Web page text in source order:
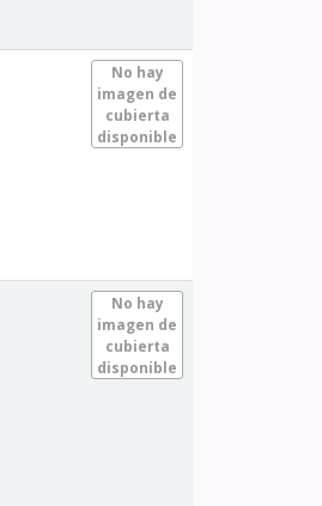
No hay
imagen de
cubierta
disponible
No hay
imagen de
cubierta
disponible